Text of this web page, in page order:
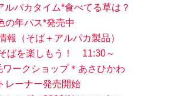
ルパカタイム*食べてる草は？
の年パス*発売中
報（そば＋アルパカ製品）
ばを楽しもう！ 11:30～
ワークショップ＊あさひかわ
レーナー発売開始